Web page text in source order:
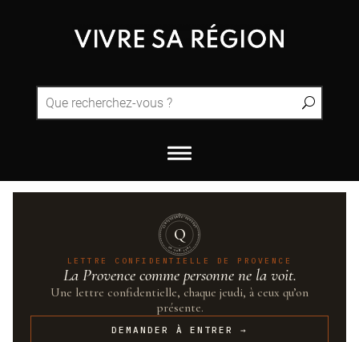
QUINTESSENCE·PROVENCE
UN·SUR·CENT
Q
LETTRE CONFIDENTIELLE DE PROVENCE
La Provence comme personne ne la voit.
Une lettre confidentielle, chaque jeudi, à ceux qu’on
présente.
DEMANDER À ENTRER →